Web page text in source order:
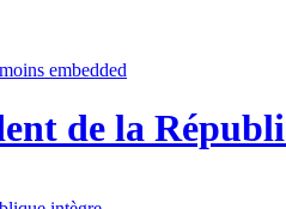
embedded
de la